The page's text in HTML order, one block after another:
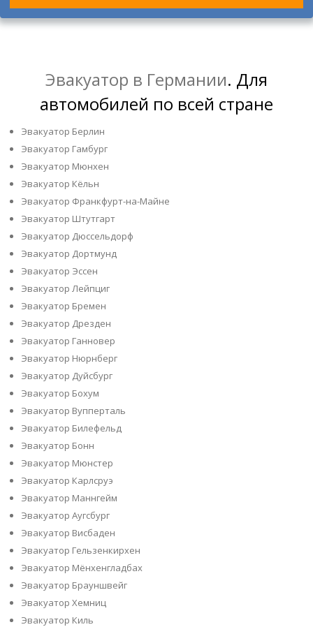
Эвакуатор в Германии. Для
автомобилей по всей стране
Эвакуатор Берлин
Эвакуатор Гамбург
Эвакуатор Мюнхен
Эвакуатор Кёльн
Эвакуатор Франкфурт-на-Майне
Эвакуатор Штутгарт
Эвакуатор Дюссельдорф
Эвакуатор Дортмунд
Эвакуатор Эссен
Эвакуатор Лейпциг
Эвакуатор Бремен
Эвакуатор Дрезден
Эвакуатор Ганновер
Эвакуатор Нюрнберг
Эвакуатор Дуйсбург
Эвакуатор Бохум
Эвакуатор Вупперталь
Эвакуатор Билефельд
Эвакуатор Бонн
Эвакуатор Мюнстер
Эвакуатор Карлсруэ
Эвакуатор Маннгейм
Эвакуатор Аугсбург
Эвакуатор Висбаден
Эвакуатор Гельзенкирхен
Эвакуатор Мёнхенгладбах
Эвакуатор Брауншвейг
Эвакуатор Хемниц
Эвакуатор Киль